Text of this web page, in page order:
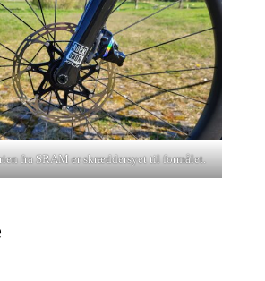
fra SRAM er skræddersyet til formålet.